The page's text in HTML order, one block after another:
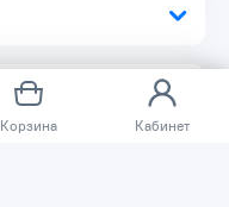
Корзина Кабинет